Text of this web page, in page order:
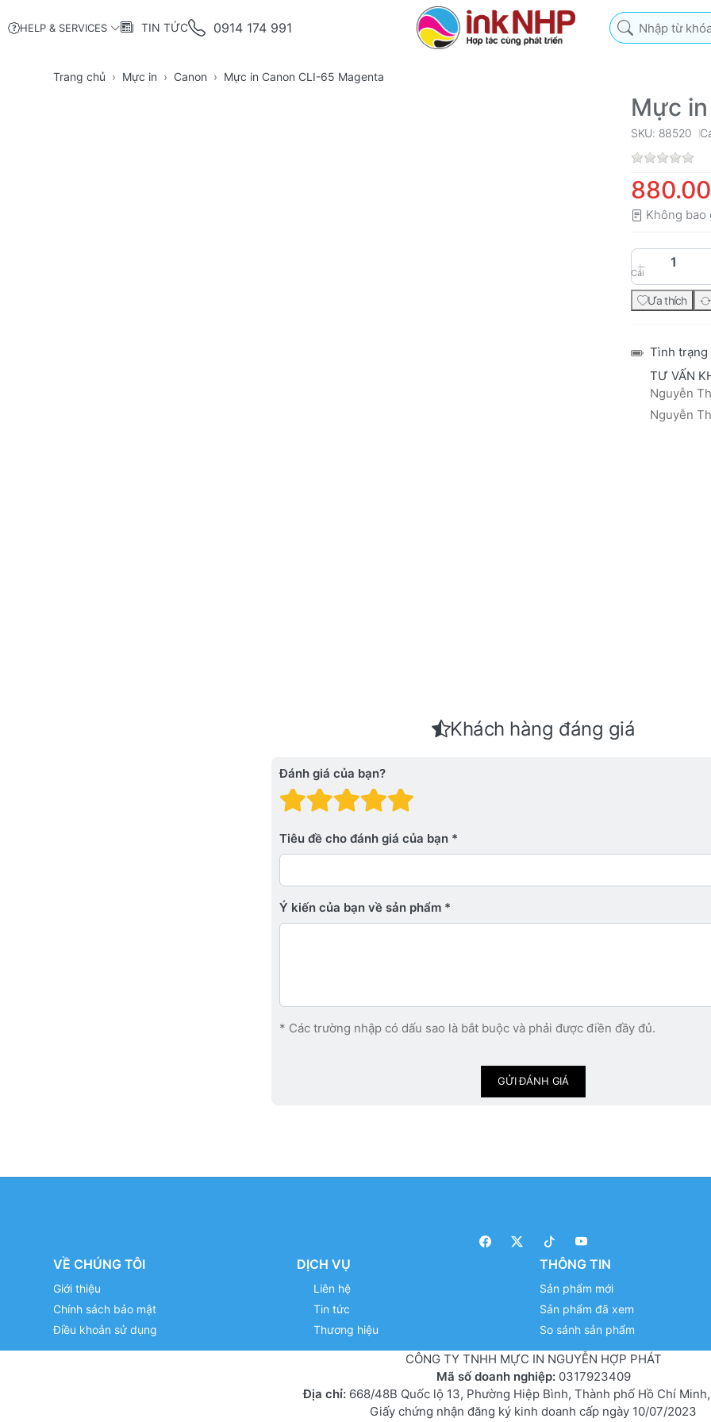
HELP & SERVICES TIN TỨC 0914 174 991
Nhập từ khóa tìm
Trang chủ Mực in Canon Mực in Canon CLI-65 Magenta
Mực
SKU: 88520
Không bao
Cái
Ưa thích
Tình trạng
TƯ VẤN
Nguyễn
Nguyễn
Khách hàng đáng giá
Đánh giá của bạn?
Đánh giá: 4 trên 5 sao.
Đánh giá: 3 trên 5 sao.
Đánh giá: 2 trên 5 sao.
Đánh giá: 1 trên 5 sao. Xấu
Tiêu đề cho đánh giá của bạn
Ý kiến ​​của bạn về sản phẩm
* Các trường nhập có dấu sao là bắt buộc và phải được điền đầy đủ.
GỬI ĐÁNH GIÁ
VỀ CHÚNG TÔI
Giới thiệu
Chính sách bảo mật
Điều khoản sử dụng
DỊCH VỤ
Liên hệ
Tin tức
Thương hiệu
THÔNG TIN
Sản phẩm mới
Sản phẩm đã xem
So sánh sản phẩm
CÔNG TY TNHH MỰC IN NGUYỄN HỢP PHÁT
Mã số doanh nghiệp: 0317923409
Địa chỉ:668/48B Quốc lộ 13, Phường Hiệp Bình, Thành phố Hồ Chí
Giấy chứng nhận đăng ký kinh doanh cấp ngày 10/07/2023